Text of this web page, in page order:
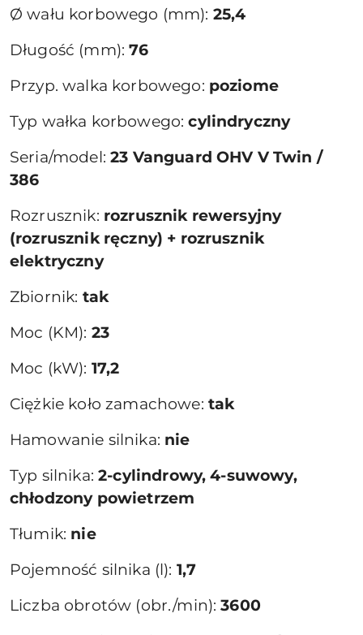
Ø wału korbowego (mm): 25,4
Długość (mm):76
Przyp. walka korbowego: poziome
Typ wałka korbowego:cylindryczny
Seria/model:23 Vanguard OHV V Twin /
386
Rozrusznik: rozrusznik rewersyjny
(rozrusznik ręczny) + rozrusznik
elektryczny
Zbiornik: tak
Moc (KM): 23
Moc (kW): 17,2
Ciężkie koło zamachowe: tak
Hamowanie silnika: nie
Typ silnika:2-cylindrowy, 4-suwowy,
chłodzony powietrzem
Tłumik: nie
Pojemność silnika (l): 1,7
Liczba obrotów (obr./min):3600